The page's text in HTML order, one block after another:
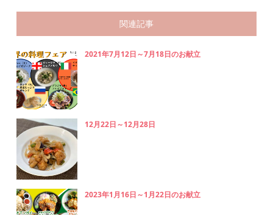
関連記事
2021年7月12日～7月18日のお献立
12月22日～12月28日
2023年1月16日～1月22日のお献立